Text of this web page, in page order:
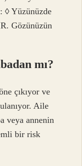
◊ Yüzünüzde
Gözünüzün
mı?
çıkıyor ve
Aile
veya annenin
bir risk